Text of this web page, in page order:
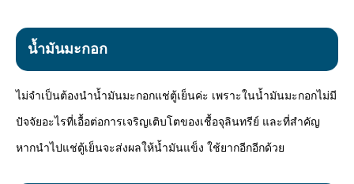
น้ำมันมะกอก
ไม่จำเป็นต้องนำน้ำมันมะกอกแช่ตู้เย็นค่ะ เพราะในน้ำมันมะกอกไม่มี
ปัจจัยอะไรที่เอื้อต่อการเจริญเติบโตของเชื้อจุลินทรีย์ และที่สำคัญ
หากนำไปแช่ตู้เย็นจะส่งผลให้น้ำมันแข็ง ใช้ยากอีกอีกด้วย